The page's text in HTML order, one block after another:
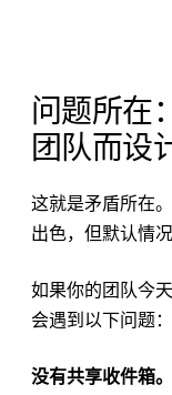
问题所在
团队而设
这就是矛盾所在
出色，但默认情
如果你的团队今
会遇到以下问题：
没有共享收件箱。